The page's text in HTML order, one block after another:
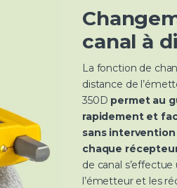
canal à
La fonction de
distance de
350D permet au
rapidement et
sans
chaque
de canal
l’émetteur et les